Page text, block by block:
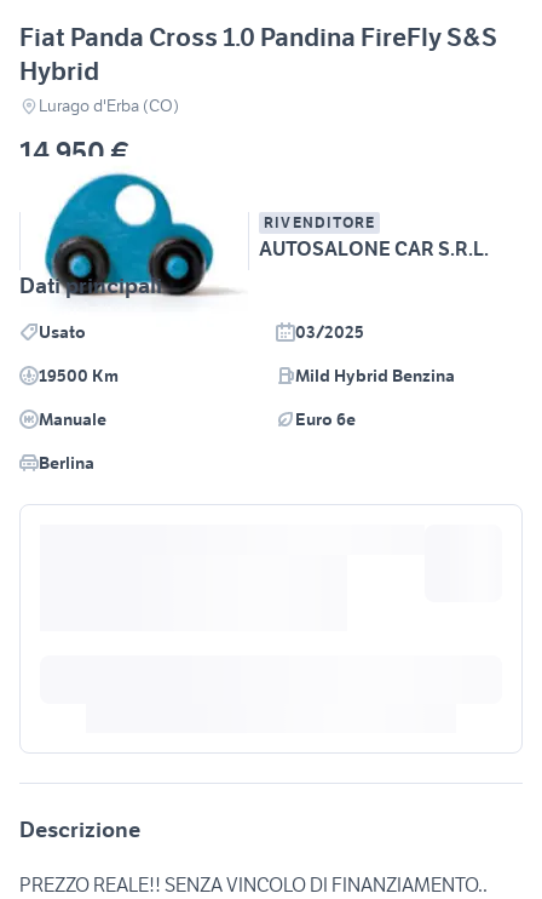
Fiat Panda Cross 1.0 Pandina FireFly S&S
Hybrid
Lurago d'Erba (CO)
14.950 €
RIVENDITORE
AUTOSALONE CAR S.R.L.
Dati principali
Usato
03/2025
19500 Km
Mild Hybrid Benzina
Manuale
Euro 6e
Berlina
Descrizione
PREZZO REALE!! SENZA VINCOLO DI FINANZIAMENTO..